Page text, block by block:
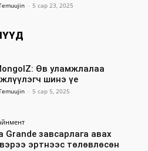
- 5 сар 23, 2025
Өв уламжлалаа
шинэ үе
- 5 сар 5, 2025
Grande завсарлага авах
эртнээс төлөвлөсөн